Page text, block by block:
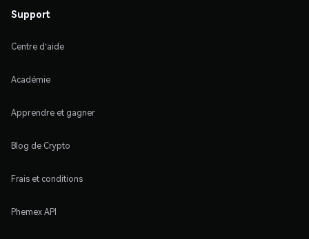
Support
Centre d'aide
Académie
Apprendre et gagner
Blog de Crypto
Frais et conditions
Phemex API